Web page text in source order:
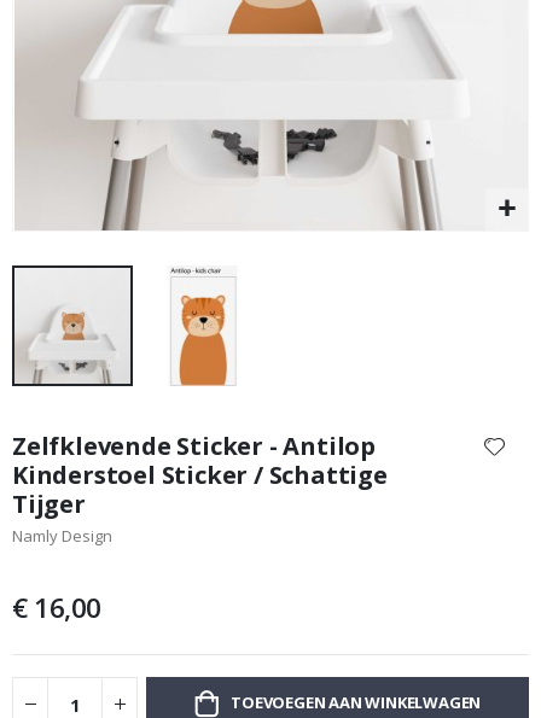
Price
9,00 €
naar
het
begin
van
de
Zelfklevende Sticker - Antilop
Kinderstoel Sticker / Schattige
Tijger
Namly Design
€ 16,00
TOEVOEGEN AAN WINKELWAGEN